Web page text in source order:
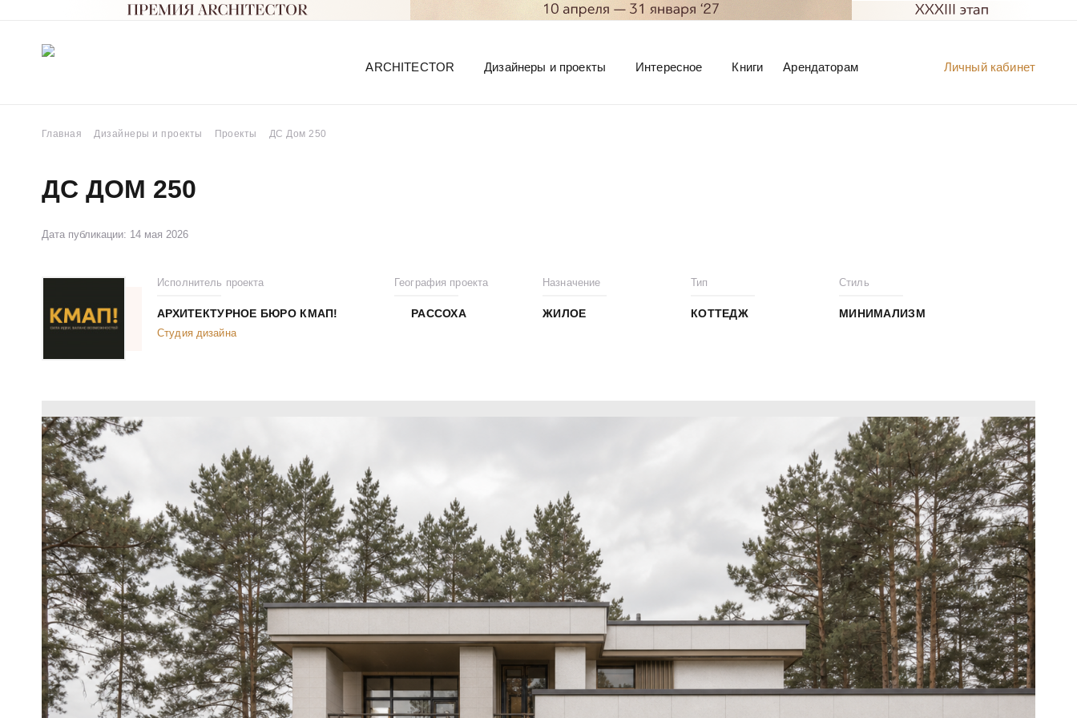
Личный кабинет
ARCHITECTOR Дизайнеры и проекты Интересное Книги Арендаторам
Главная Дизайнеры и проекты Проекты ДС Дом 250
ДС ДОМ 250
Дата публикации: 14 мая 2026
Исполнитель проекта
АРХИТЕКТУРНОЕ БЮРО КМАП!
Студия дизайна
География проекта
РАССОХА
Назначение
ЖИЛОЕ
Тип
КОТТЕДЖ
Стиль
МИНИМАЛИЗМ